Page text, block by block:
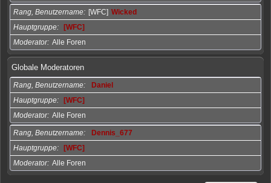
Rang, Benutzername [WFC] Wicked
Hauptgruppe
[WFC]
Moderator Alle Foren
Globale Moderatoren
Rang, Benutzername
Daniel
Hauptgruppe
[WFC]
Moderator Alle Foren
Rang, Benutzername
Dennis_677
Hauptgruppe
[WFC]
Moderator Alle Foren